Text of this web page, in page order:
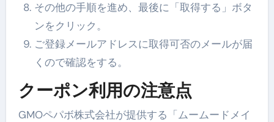
その他の手順を進め、最後に「取得する」ボタ
ンをクリック。
ご登録メールアドレスに取得可否のメールが届
くので確認をする。
クーポン利用の注意点
GMOペパボ株式会社が提供する「ムームードメイ